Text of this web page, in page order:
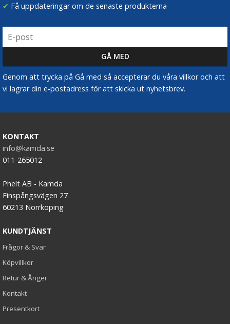
✔ Få uppdateringar om de senaste produkterna
Genom att trycka på Gå med så accepterar du våra villkor och att
vi lagrar din e-postadress för att skicka ut nyhetsbrev.
KONTAKT
info@kamda.se
011-265012
Phelt AB - Kamda
Finspångsvägen 27
60213 Norrköping
KUNDTJÄNST
Frågor & Svar
Köpvillkor
Retur & Ånger
Kontakt
Presentkort